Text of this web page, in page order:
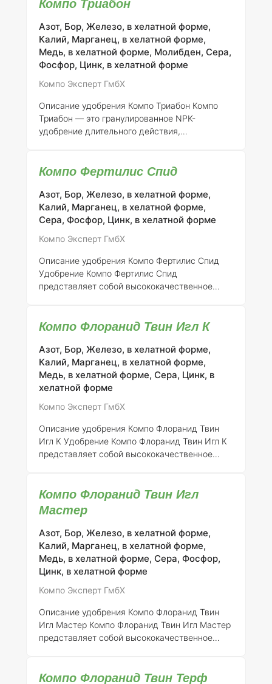
азота. Кроме того, состав обогащен Bacillus
subtilis, что способствует улучшению
здоровья и устойчивости трав на спортивных
и общественных зелёных площадках. Данный
продукт предназначен для обеспечения
здорового роста газона, повышения его
устойчивости к грибковым заболеваниям и
улучшения об
Азот, Бор, Железо, в хелатной форме,
Калий, Марганец, в хелатной форме,
Медь, в хелатной форме, Молибден, Сера,
Фосфор, Цинк, в хелатной форме
Компо Эксперт ГмбХ
Описание удобрения Компо Триабон
Триабон — это гранулированное NPK-
удобрение длительного действия,
Удобрение характеризуется отличным
делает его идеальным выбором как для
комнатных растений, так и для садовых
субстратов. Азот в составе удобрения
доступен в 3/4 объема в виде медленно
растворимого компонента CROTODUR®,
который сохраняет свою эффективность при
различных уровнях pH. Это позволяет
применять его для большинства декорати
Компо Фертилис Спид
Азот, Бор, Железо, в хелатной форме,
Калий, Марганец, в хелатной форме,
Сера, Фосфор, Цинк, в хелатной форме
Компо Эксперт ГмбХ
Описание удобрения Компо Фертилис Спид
Удобрение Компо Фертилис Спид
представляет собой высококачественное
отличается низким уровнем хлоридов и
веществ, что делает его идеальным для
использования на газонах. Это удобрение
рекомендуется для весеннего и летнего
применения, обеспечивая растения
необходимыми элементами для активного
продукта являетсяBacillus subtilis(селекция
E4-CDX®), который спо
Компо Флоранид Твин Игл К
Азот, Бор, Железо, в хелатной форме,
Калий, Марганец, в хелатной форме,
Медь, в хелатной форме, Сера, Цинк, в
хелатной форме
Компо Эксперт ГмбХ
Описание удобрения Компо Флоранид Твин
Игл К
представляет собой высококачественное
растворимостью и мелкогранулированной
структурой. Его уникальный состав включает
технологию двойного азота ISODUR® и
CROTODUR®, что обеспечивает эффективное
и контролируемое высвобождение азота на
протяжении нескольких месяцев. Это
удобрение особенно подходит для
таких как спортивные газоны и грены, где
требуется подде
Компо Флоранид Твин Игл
Мастер
Азот, Бор, Железо, в хелатной форме,
Калий, Марганец, в хелатной форме,
Медь, в хелатной форме, Сера, Фосфор,
Цинк, в хелатной форме
Компо Эксперт ГмбХ
Описание удобрения Компо Флоранид Твин
Игл МастерКомпо Флоранид Твин Игл Мастер
представляет собой высококачественное
газонов и зеленых площадок, таких как поля
Компо Флоранид Твин Терф